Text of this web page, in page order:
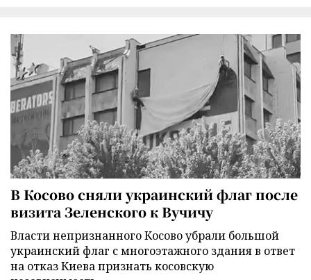
В Косово сняли украинский флаг после
визита Зеленского к Вучичу
Власти непризнанного Косово убрали большой
украинский флаг с многоэтажного здания в ответ
на отказ Киева признать косовскую